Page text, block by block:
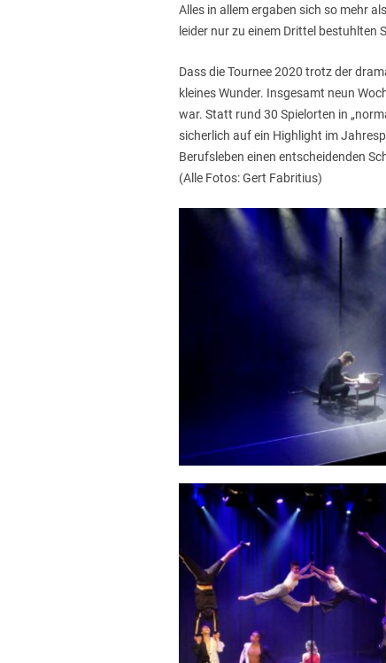
Alles in allem ergaben sich so mehr
leider nur zu einem Drittel bestuhlten
Dass die Tournee 2020 trotz der
kleines Wunder. Insgesamt neun
war. Statt rund 30 Spielorten in
sicherlich auf ein Highlight im
Berufsleben einen entscheidenden
(Alle Fotos: Gert Fabritius)